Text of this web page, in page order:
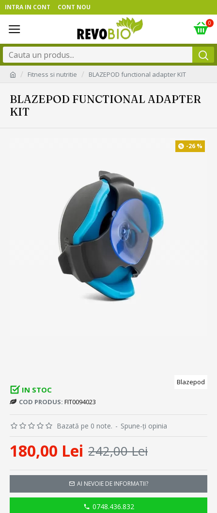
INTRA IN CONT CONT NOU
0
Fitness si nutritie BLAZEPOD functional adapter KIT
BLAZEPOD FUNCTIONAL ADAPTER
KIT
-26 %
IN STOC
COD PRODUS: FIT0094023
Blazepod
Bazată pe 0 note. - Spune-ţi opinia
180,00 Lei 242,00 Lei
AI NEVOIE DE INFORMATII?
0748.436.832